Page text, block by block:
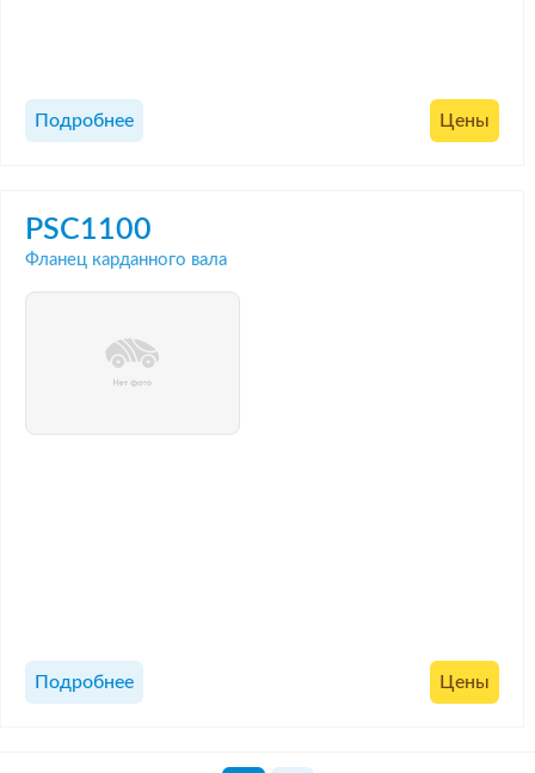
Подробнее Цены
PSC1100
Фланец карданного вала
Подробнее Цены